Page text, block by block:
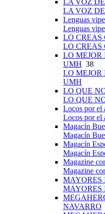
LA VOZ
LA VOZ
Lenguas
Lenguas
LO CREAS
LO CREAS
LO
UMH 38
LO
UMH
LO QUE
LO QUE
Locos por el
Locos por el
Magacín
Magacín
Magacín
Magacín
Magazine
Magazine
MAYORES
MAYORES
NAVARRO